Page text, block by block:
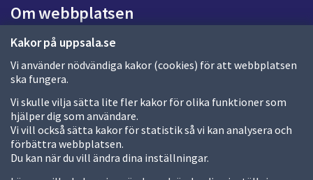
Kakor på uppsala.se
Vi använder nödvändiga kakor (cookies) för att webbplatsen
ska fungera.
Vi skulle vilja sätta lite fler kakor för olika funktioner som
hjälper dig som användare.
Vi vill också sätta kakor för statistik så vi kan analysera och
förbättra webbplatsen.
Du kan när du vill ändra dina inställningar.
d
a
Om webbplatsen
Om webbplatsen
Allmänna handlingar och diarium
Behandling av personuppgifter
Kakor
Språk (other languages)